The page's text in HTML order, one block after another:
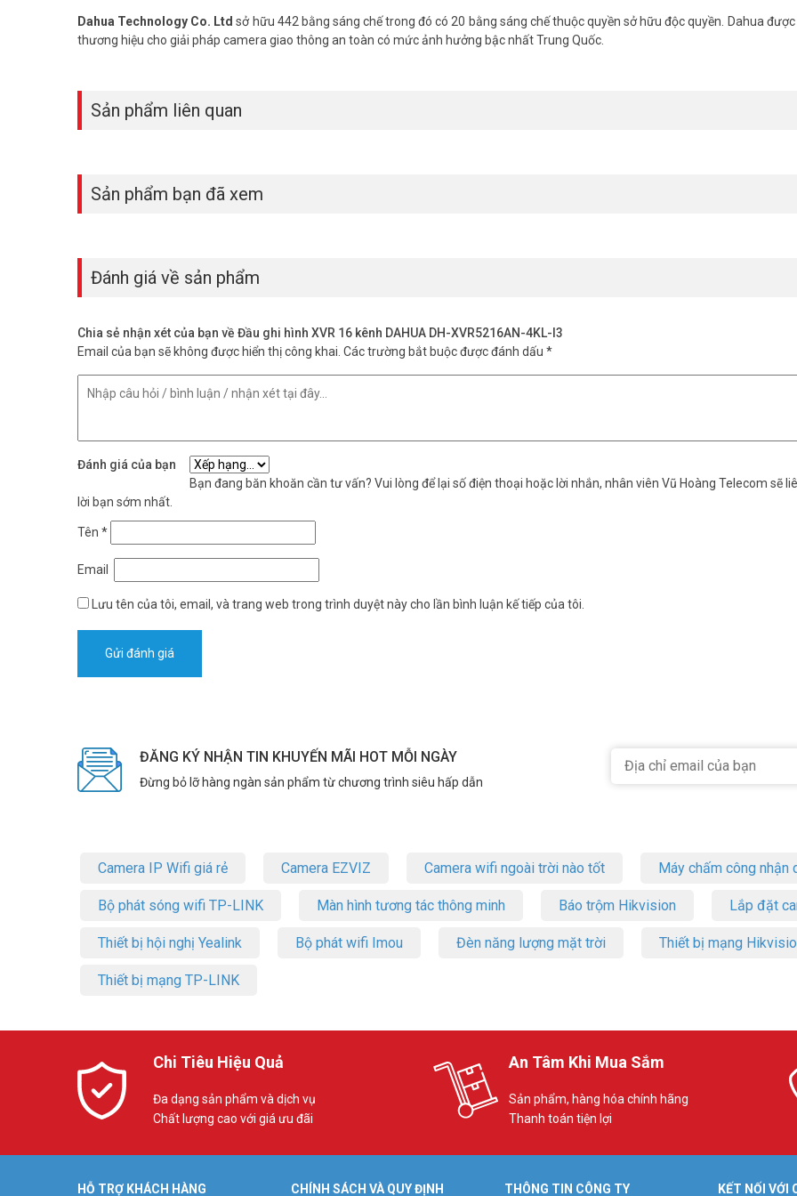
Tham khảo thêm hình ảnh tạiFacebook Vuhoangtelecomnhé.
Dahua Technology Co. Ltd sở hữu 442 bằng sáng chế trong đó có 20 bằng sáng chế thuộc quyền sở hữu độc quyền. Dahua được
thương hiệu cho giải pháp camera giao thông an toàn có mức ảnh hưởng bậc nhất Trung Quốc.
Sản phẩm liên quan
Sản phẩm bạn đã xem
Đánh giá về sản phẩm
Chia sẻ nhận xét của bạn về Đầu ghi hình XVR 16 kênh DAHUA DH-XVR5216AN-4KL-I3
Email của bạn sẽ không được hiển thị công khai. Các trường bắt buộc được đánh dấu *
Đánh giá của bạn
Bạn đang băn khoăn cần tư vấn? Vui lòng để lại số điện thoại hoặc lời nhắn, nhân viên Vũ Hoàng Telecom sẽ
lời bạn sớm nhất.
Tên *
Email
Lưu tên của tôi, email, và trang web trong trình duyệt này cho lần bình luận kế tiếp của tôi.
ĐĂNG KÝ NHẬN TIN KHUYẾN MÃI HOT MỖI NGÀY
Đừng bỏ lỡ hàng ngàn sản phẩm từ chương trình siêu hấp dẫn
Camera IP Wifi giá rẻ Camera EZVIZ Camera wifi ngoài trời nào tốt Máy chấm công nhận
Bộ phát sóng wifi TP-LINK Màn hình tương tác thông minh Báo trộm Hikvision Lắp đặt
Thiết bị hội nghị Yealink Bộ phát wifi Imou Đèn năng lượng mặt trời Thiết bị mạng
Thiết bị mạng TP-LINK
Chi Tiêu Hiệu Quả
Đa dạng sản phẩm và dịch vụ
Chất lượng cao với giá ưu đãi
An Tâm Khi Mua Sắm
Sản phẩm, hàng hóa chính hãng
Thanh toán tiện lợi
KẾT NỐI VỚI
HỖ TRỢ KHÁCH HÀNG CHÍNH SÁCH VÀ QUY ĐỊNH THÔNG TIN CÔNG TY